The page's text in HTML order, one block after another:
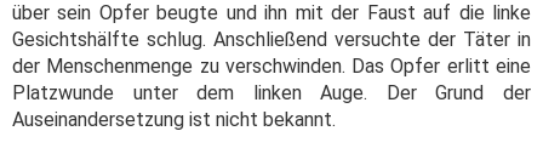
über sein Opfer beugte und ihn mit der Faust auf die linke
Gesichtshälfte schlug. Anschließend versuchte der Täter in
der Menschenmenge zu verschwinden. Das Opfer erlitt eine
Platzwunde unter dem linken Auge. Der Grund der
Auseinandersetzung ist nicht bekannt.